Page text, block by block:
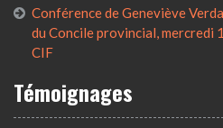
Conférence de Geneviève
du Concile provincial, mercredi
CIF
Témoignages